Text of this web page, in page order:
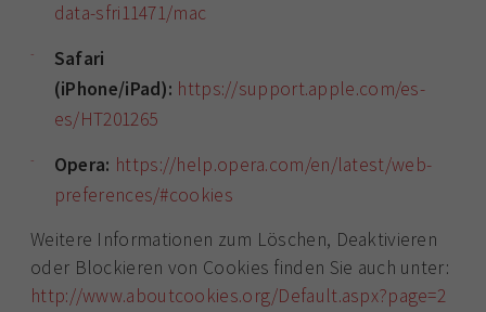
data-sfri11471/mac
Safari
(iPhone/iPad): https://support.apple.com/es-
es/HT201265
Opera: https://help.opera.com/en/latest/web-
preferences/#cookies
Weitere Informationen zum Löschen, Deaktivieren
oder Blockieren von Cookies finden Sie auch unter:
http://www.aboutcookies.org/Default.aspx?page=2